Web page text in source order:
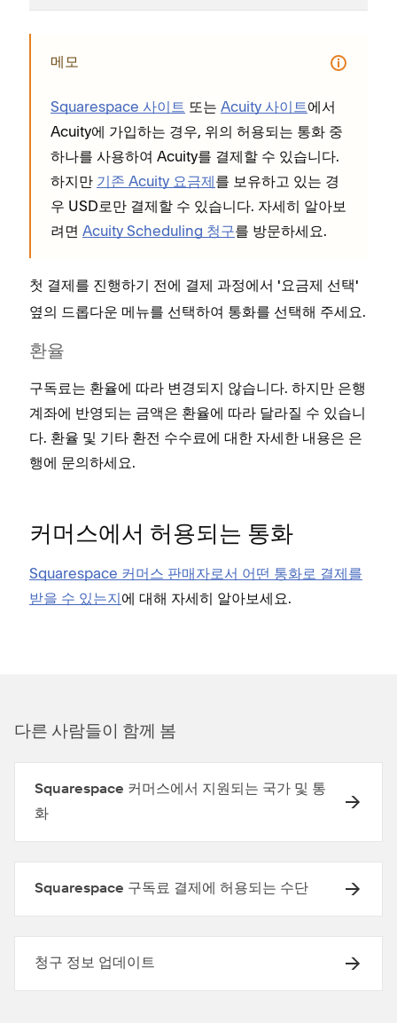
메모
Squarespace 사이트 또는 Acuity 사이트 에서
Acuity에 가입하는 경우, 위의 허용되는 통화 중
하나를 사용하여 Acuity를 결제할 수 있습니다.
하지만 기존 Acuity 요금제를 보유하고 있는 경
우 USD로만 결제할 수 있습니다. 자세히 알아보
려면 Acuity Scheduling 청구를 방문하세요.
첫 결제를 진행하기 전에 결제 과정에서 '요금제 선택'
옆의 드롭다운 메뉴를 선택하여 통화를 선택해 주세요.
환율
구독료는 환율에 따라 변경되지 않습니다. 하지만 은행
계좌에 반영되는 금액은 환율에 따라 달라질 수 있습니
다. 환율 및 기타 환전 수수료에 대한 자세한 내용은 은
행에 문의하세요.
커머스에서 허용되는 통화
Squarespace 커머스 판매자로서 어떤 통화로 결제를
받을 수 있는지에 대해 자세히 알아보세요.
다른 사람들이 함께 봄
Squarespace 커머스에서 지원되는 국가 및 통
화
Squarespace 구독료 결제에 허용되는 수단
청구 정보 업데이트